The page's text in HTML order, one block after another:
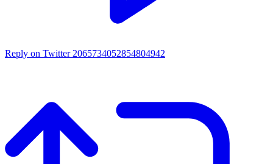
Reply on Twitter 2065734052854804942